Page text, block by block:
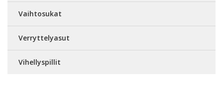
Vaihtosukat
Verryttelyasut
Vihellyspillit